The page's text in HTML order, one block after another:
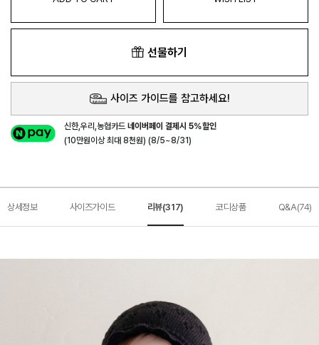
선물하기
사이즈 가이드를 참고하세요!
신한,우리,농협카드네이버페이 결제시 5%할인
(10만원이상 최대 8천원) (8/5~8/31)
상세정보 사이즈가이드 리뷰(317) 코디상품 Q&A(74)